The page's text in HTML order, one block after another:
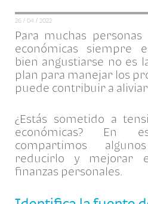
26 / 04 / 2022
Para muchas personas
económicas siempre
bien angustiarse no es
plan para manejar los
puede contribuir a
¿Estás sometido a
económicas? En
compartimos
reducirlo y mejorar
finanzas personales.